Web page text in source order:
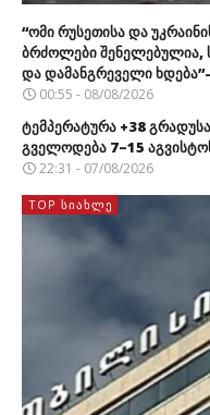
“ომი რუსეთისა და
ბრძოლები შენელებულია,
და დამანგრეველი
00:55 - 08/08/2026
ტემპერატურა +38
გველოდება 7–15
22:31 - 07/08/2026
TOP ᲡᲘᲐᲮᲚᲔ